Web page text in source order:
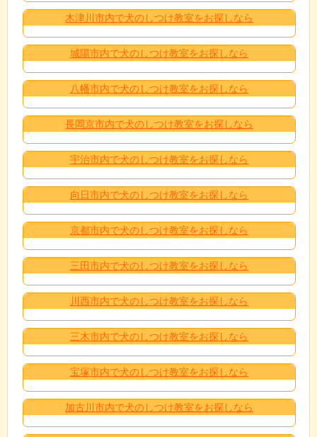
木津川市内で犬のしつけ教室をお探しなら
城陽市内で犬のしつけ教室をお探しなら
八幡市内で犬のしつけ教室をお探しなら
長岡京市内で犬のしつけ教室をお探しなら
宇治市内で犬のしつけ教室をお探しなら
向日市内で犬のしつけ教室をお探しなら
京都市内で犬のしつけ教室をお探しなら
三田市内で犬のしつけ教室をお探しなら
川西市内で犬のしつけ教室をお探しなら
三木市内で犬のしつけ教室をお探しなら
宝塚市内で犬のしつけ教室をお探しなら
加古川市内で犬のしつけ教室をお探しなら